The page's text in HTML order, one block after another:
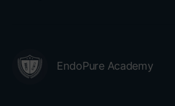
EndoPure Academy